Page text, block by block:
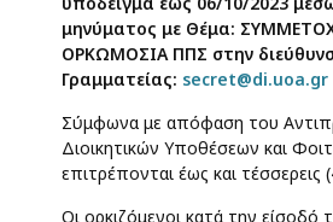
μηνύματος με Θέμα:
ΟΡΚΩΜΟΣΙΑ ΠΠΣ στην
Γραμματείας: secret@di.uoa.gr
Σύμφωνα με απόφαση του
Διοικητικών Υποθέσεων και
επιτρέπονται έως και τέσσερεις
Οι ορκιζόμενοι κατά την είσοδό